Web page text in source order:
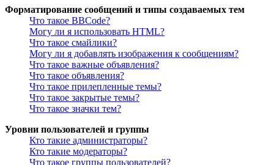
Форматирование сообщений и типы создаваемых тем
Что такое BBCode?
Могу ли я использовать HTML?
Что такое смайлики?
Могу ли я добавлять изображения к сообщениям?
Что такое важные объявления?
Что такое объявления?
Что такое прилепленные темы?
Что такое закрытые темы?
Что такое значки тем?
Уровни пользователей и группы
Кто такие администраторы?
Кто такие модераторы?
Что такое группы пользователей?